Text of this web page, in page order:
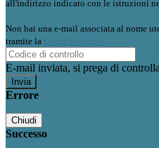
all'indirizzo indicato con le istruzioni
Non hai una e-mail associata al nome
tramite la
E-mail inviata, si prega di
Errore
Chiudi
Successo